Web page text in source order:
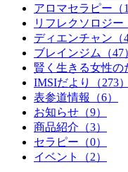
アロマセラピー（
リフレクソロジー
ディエンチャン（
ブレインジム（47
賢く生きる女性の
IMSIだより（273）
表参道情報（6）
お知らせ（9）
商品紹介（3）
セラピー（0）
イベント（2）